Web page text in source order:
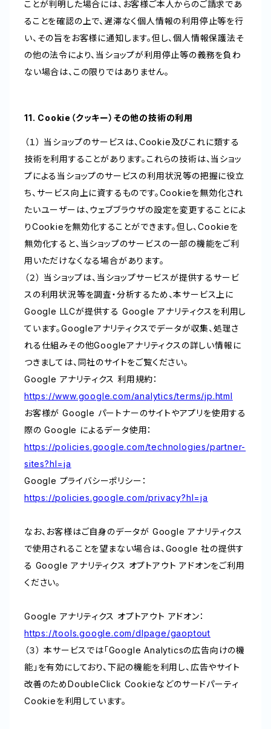
ことが判明した場合には、お客様ご本人からのご請求であ
ることを確認の上で、遅滞なく個人情報の利用停止等を行
い、その旨をお客様に通知します。但し、個人情報保護法そ
の他の法令により、当ショップが利用停止等の義務を負わ
ない場合は、この限りではありません。
11. Cookie（クッキー）その他の技術の利用
（１） 当ショップのサービスは、Cookie及びこれに類する
技術を利用することがあります。これらの技術は、当ショッ
プによる当ショップのサービスの利用状況等の把握に役立
ち、サービス向上に資するものです。Cookieを無効化され
たいユーザーは、ウェブブラウザの設定を変更することによ
りCookieを無効化することができます。但し、Cookieを
無効化すると、当ショップのサービスの一部の機能をご利
用いただけなくなる場合があります。
（２） 当ショップは、当ショップサービスが提供するサービ
スの利用状況等を調査・分析するため、本サービス上に
Google LLCが提供する Google アナリティクスを利用し
ています。Googleアナリティクスでデータが収集、処理さ
れる仕組みその他Googleアナリティクスの詳しい情報に
つきましては、同社のサイトをご覧ください。
Google アナリティクス 利用規約：
https://www.google.com/analytics/terms/jp.html
お客様が Google パートナーのサイトやアプリを使用する
際の Google によるデータ使用：
https://policies.google.com/technologies/partner-
sites?hl=ja
Google プライバシーポリシー：
https://policies.google.com/privacy?hl=ja
なお、お客様はご自身のデータが Google アナリティクス
で使用されることを望まない場合は、Google 社の提供す
る Google アナリティクス オプトアウト アドオンをご利用
ください。
Google アナリティクス オプトアウト アドオン：
https://tools.google.com/dlpage/gaoptout
（３） 本サービスでは「Google Analyticsの広告向けの機
能」を有効にしており、下記の機能を利用し、広告やサイト
改善のためDoubleClick Cookieなどのサードパーティ
Cookieを利用しています。